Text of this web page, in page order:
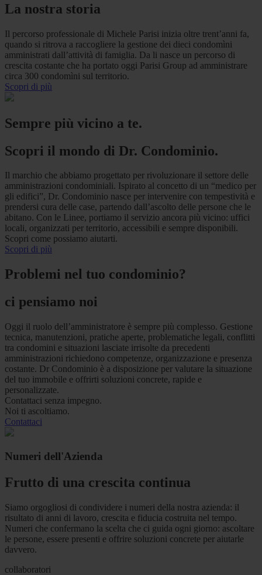
La nostra storia
Il percorso professionale di Michele Parisi inizia oltre trent’anni fa,
quando si ritrova a raccogliere la gestione dei dieci condomìni
amministrati dall’attività di famiglia. Da li nasce un percorso di
crescita costante che ha portato oggi Parisi Group ad amministrare
circa 300 condomìni sul territorio.
Scopri di più
Sempre più vicino a te.
Scopri il mondo di Dr. Condominio.
Il marchio che abbiamo progettato per rivoluzionare il settore delle
amministrazioni condominiali. Ispirato al concetto di un “medico per
gli edifici”, Dr. Condominio nasce per intervenire con tempestività e
prendersi cura delle case, partendo dall’ascolto delle persone che le
abitano. Con le Linee, portiamo il servizio ancora più vicino: uffici
locali, organizzati per territorio, accessibili e sempre disponibili.
Scopri come possiamo aiutarti.
Scopri di più
Problemi nel tuo condominio?
ci pensiamo noi
Oggi il ruolo dell’amministratore è sempre più complesso. Gestione
tecnica, manutenzioni, pratiche aperte, problematiche legali, conflitti
tra condomini e situazioni lasciate irrisolte da precedenti
amministrazioni richiedono competenze, organizzazione e presenza
costante. Dr Condominio è a disposizione per valutare la situazione
del tuo immobile e offrirti soluzioni concrete, rapide e
personalizzate.
Contattaci senza impegno.
Noi ti ascoltiamo.
Contattaci
Numeri dell'Azienda
Frutto di una crescita continua
Siamo orgogliosi di condividere i numeri della nostra azienda: il
risultato di anni di lavoro, crescita e fiducia costruita nel tempo.
Numeri che confermano la scelta che ci guida ogni giorno: ascoltare
le persone, essere presenti e offrire soluzioni concrete per aiutarle
davvero.
collaboratori